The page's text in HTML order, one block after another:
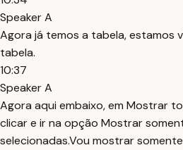
Speaker A
Agora já temos a tabela, estamos
tabela.
10:37
Speaker A
Agora aqui embaixo, em Mostrar
clicar e ir na opção Mostrar
selecionadas.Vou mostrar